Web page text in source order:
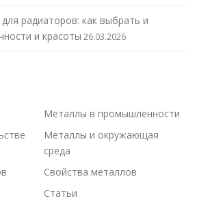
радиаторов: как выбрать и
и красоты 26.03.2026
Металлы в промышленности
Металлы и окружающая
среда
Свойства металлов
Статьи